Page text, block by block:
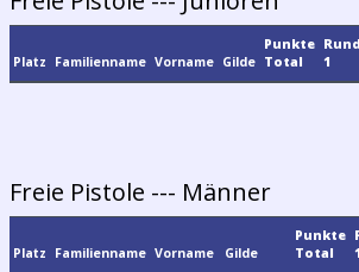
Platz Familienname Vorname Gilde
Punkte
Total
1
Freie Pistole --- Männer
Platz Familienname Vorname Gilde
Punkte
Total
1